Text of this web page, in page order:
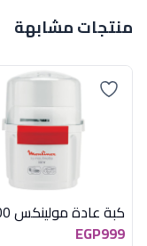
منتجات مشابهة
EGP999